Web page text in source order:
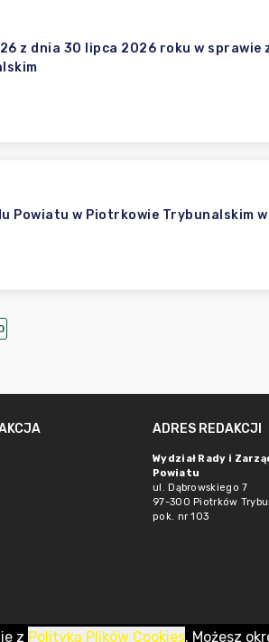
z dnia 30 lipca 2026 roku w
Powiatu w Piotrkowie Trybunalskim
ADRES REDAKCJI
Wydział Rady i
Powiatu
ul. Dąbrowskiego 7
97-300 Piotrków
pok. nr 103
z Polityką Plików Cookies. Możesz